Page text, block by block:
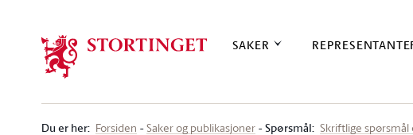
SAKER
Du er her: Forsiden Saker og publikasjoner Spørsmål: Skriftlige spørsmål